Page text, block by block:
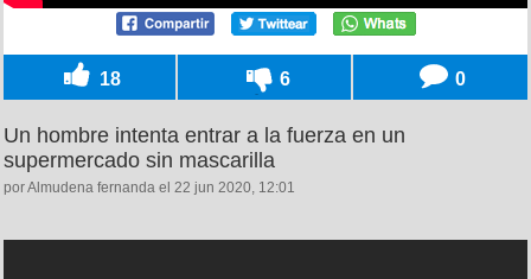
18 6 0
Un hombre intenta entrar a la fuerza en un
supermercado sin mascarilla
por Almudena fernanda el 22 jun 2020, 12:01